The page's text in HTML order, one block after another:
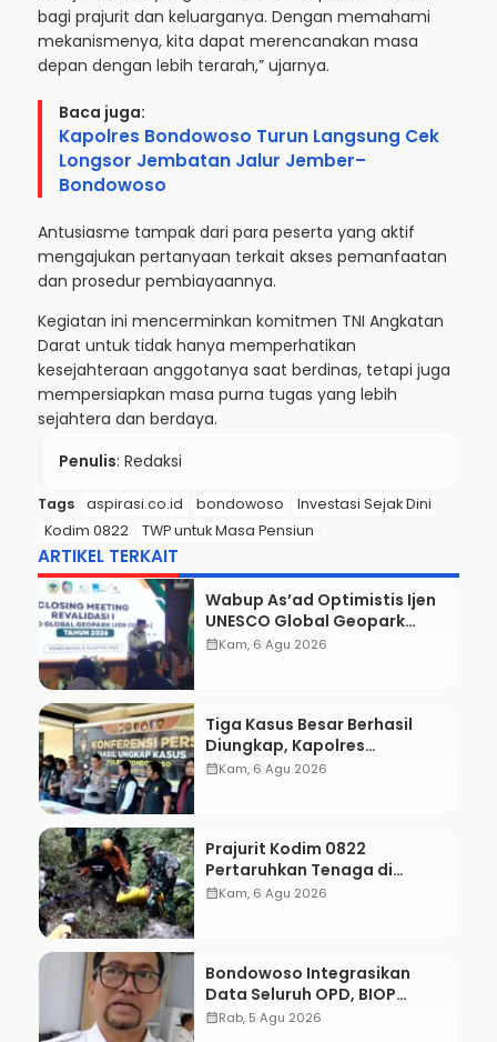
bagi prajurit dan keluarganya. Dengan memahami
mekanismenya, kita dapat merencanakan masa
depan dengan lebih terarah,” ujarnya.
Baca juga:
Kapolres Bondowoso Turun Langsung Cek
Longsor Jembatan Jalur Jember–
Bondowoso
Antusiasme tampak dari para peserta yang aktif
mengajukan pertanyaan terkait akses pemanfaatan
dan prosedur pembiayaannya.
Kegiatan ini mencerminkan komitmen TNI Angkatan
Darat untuk tidak hanya memperhatikan
kesejahteraan anggotanya saat berdinas, tetapi juga
mempersiapkan masa purna tugas yang lebih
sejahtera dan berdaya.
Penulis: Redaksi
Tags aspirasi.co.id bondowoso
Investasi Sejak Dini
Kodim 0822
TWP untuk Masa Pensiun
ARTIKEL TERKAIT
Wabup As’ad Optimistis Ijen
UNESCO Global Geopark
Pertahankan Status,
calendar_monthKam, 6 Agu 2026
Tiga Kasus Besar Berhasil
Diungkap, Kapolres
Bondowoso Tegaskan Tak
calendar_monthKam, 6 Agu 2026
Prajurit Kodim 0822
Pertaruhkan Tenaga di
Tebing Maut, Dua Jenazah
calendar_monthKam, 6 Agu 2026
Bondowoso Integrasikan
Data Seluruh OPD, BIOP
Disiapkan Jadi Dashboard
calendar_monthRab, 5 Agu 2026